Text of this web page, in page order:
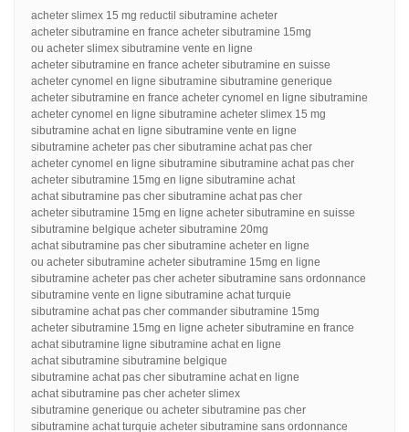
acheter slimex 15 mg reductil sibutramine acheter
acheter sibutramine en france acheter sibutramine 15mg
ou acheter slimex sibutramine vente en ligne
acheter sibutramine en france acheter sibutramine en suisse
acheter cynomel en ligne sibutramine sibutramine generique
acheter sibutramine en france acheter cynomel en ligne sibutramine
acheter cynomel en ligne sibutramine acheter slimex 15 mg
sibutramine achat en ligne sibutramine vente en ligne
sibutramine acheter pas cher sibutramine achat pas cher
acheter cynomel en ligne sibutramine sibutramine achat pas cher
acheter sibutramine 15mg en ligne sibutramine achat
achat sibutramine pas cher sibutramine achat pas cher
acheter sibutramine 15mg en ligne acheter sibutramine en suisse
sibutramine belgique acheter sibutramine 20mg
achat sibutramine pas cher sibutramine acheter en ligne
ou acheter sibutramine acheter sibutramine 15mg en ligne
sibutramine acheter pas cher acheter sibutramine sans ordonnance
sibutramine vente en ligne sibutramine achat turquie
sibutramine achat pas cher commander sibutramine 15mg
acheter sibutramine 15mg en ligne acheter sibutramine en france
achat sibutramine ligne sibutramine achat en ligne
achat sibutramine sibutramine belgique
sibutramine achat pas cher sibutramine achat en ligne
achat sibutramine pas cher acheter slimex
sibutramine generique ou acheter sibutramine pas cher
sibutramine achat turquie acheter sibutramine sans ordonnance